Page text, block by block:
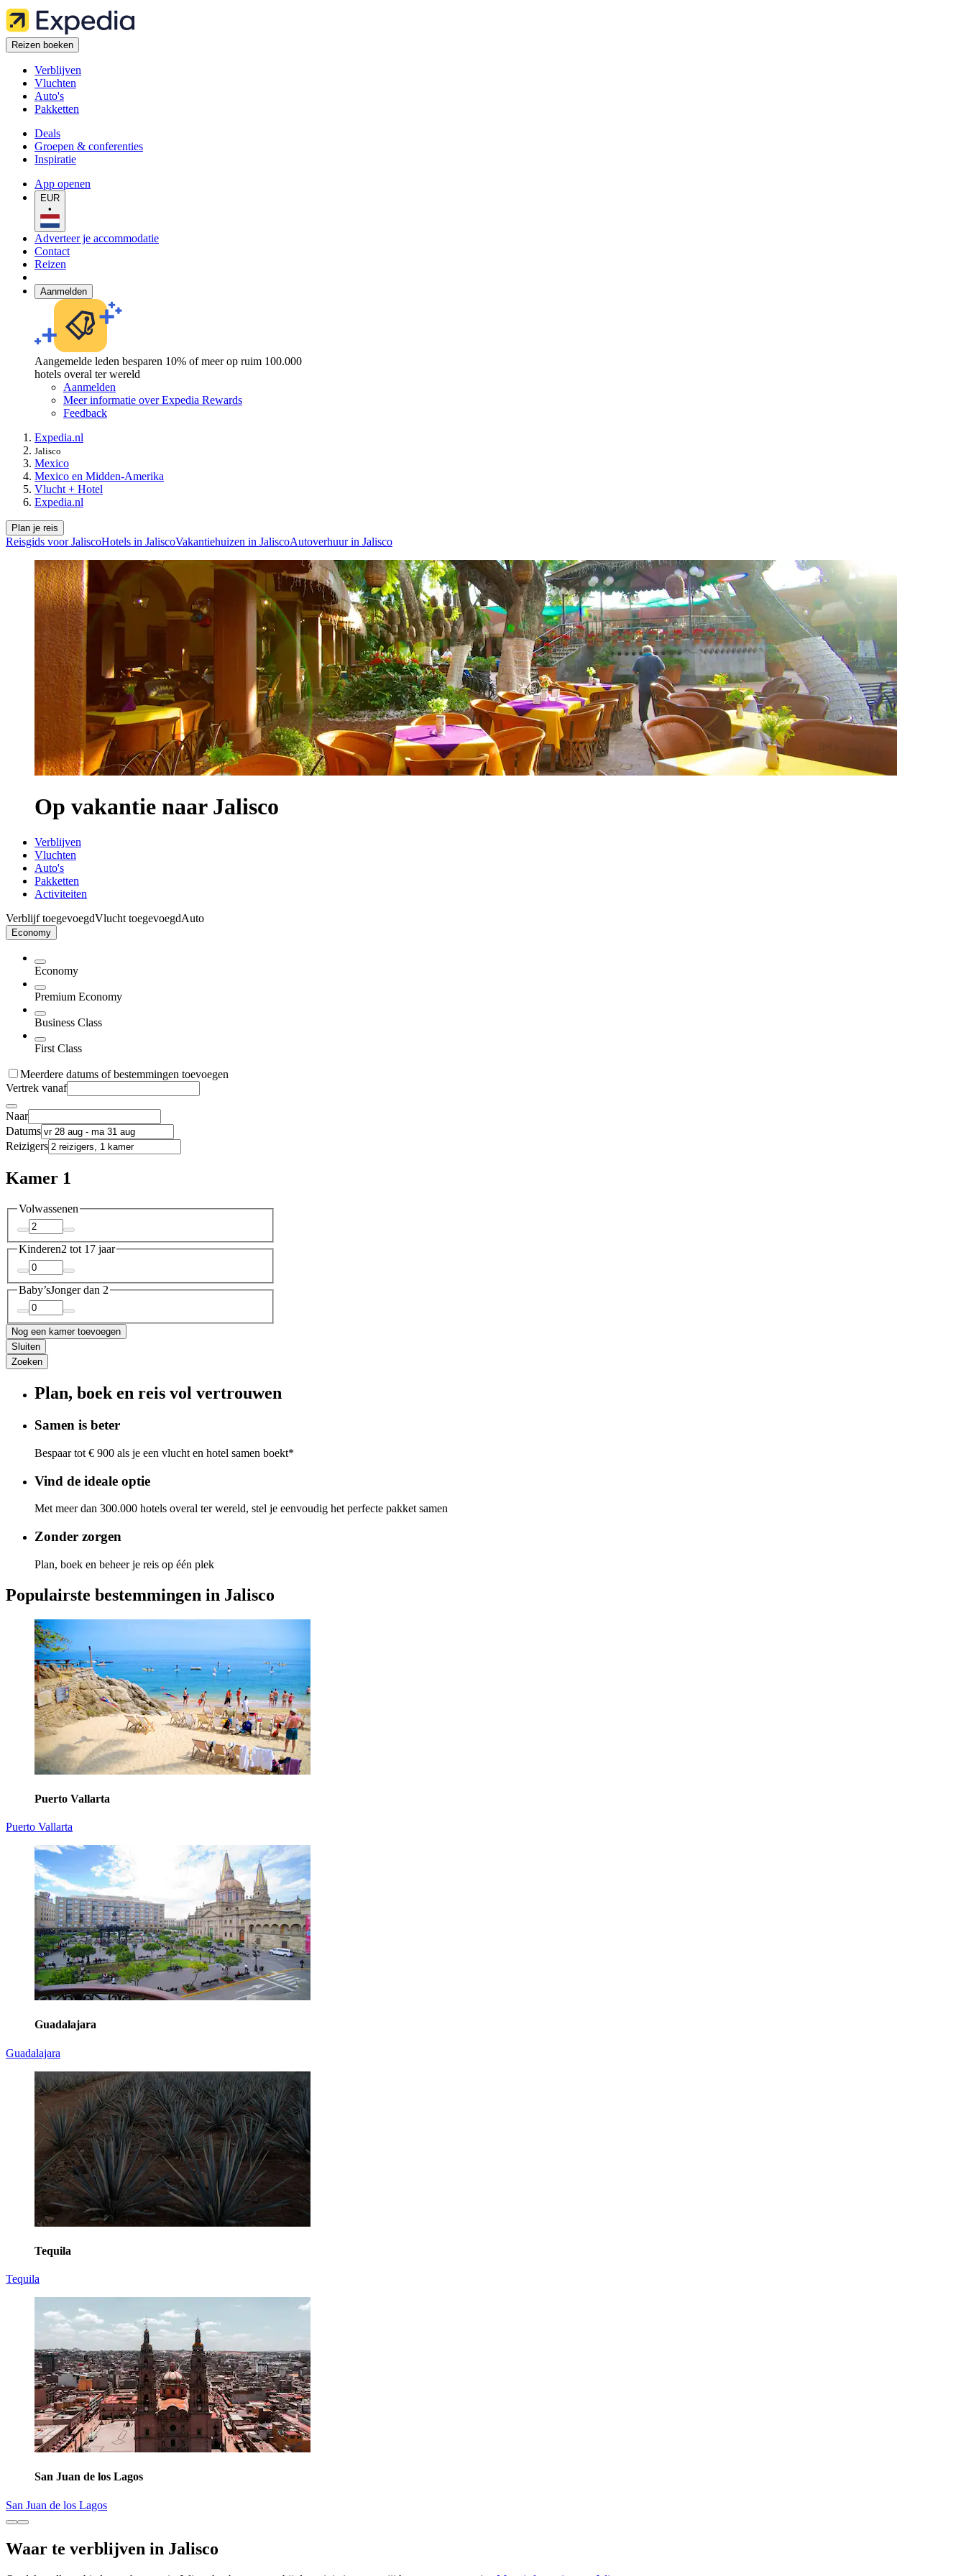
Reizen boeken
Verblijven
Vluchten
Auto's
Pakketten
Deals
Groepen & conferenties
Inspiratie
App openen
EUR
•
Adverteer je accommodatie
Contact
Reizen
Aanmelden
Aangemelde leden besparen 10% of meer op ruim 100.000
hotels overal ter wereld
Aanmelden
Meer informatie over Expedia Rewards
Feedback
Expedia.nl
Jalisco
Mexico
Mexico en Midden-Amerika
Vlucht + Hotel
Expedia.nl
Plan je reis
Reisgids voor JaliscoHotels in JaliscoVakantiehuizen in JaliscoAutoverhuur in Jalisco
Op vakantie naar Jalisco
Verblijven
Vluchten
Auto's
Pakketten
Activiteiten
Verblijf toegevoegdVlucht toegevoegdAuto
Economy
Economy
Premium Economy
Business Class
First Class
Meerdere datums of bestemmingen toevoegen
Vertrek vanaf
Naar
Datums
Reizigers
Kamer 1
Volwassenen
Kinderen2 tot 17 jaar
Baby’sJonger dan 2
Nog een kamer toevoegen
Sluiten
Zoeken
Plan, boek en reis vol vertrouwen
Samen is beter
Bespaar tot € 900 als je een vlucht en hotel samen boekt*
Vind de ideale optie
Met meer dan 300.000 hotels overal ter wereld, stel je eenvoudig het perfecte pakket samen
Zonder zorgen
Plan, boek en beheer je reis op één plek
Populairste bestemmingen in Jalisco
Puerto Vallarta
Puerto Vallarta
Guadalajara
Guadalajara
Tequila
Tequila
San Juan de los Lagos
San Juan de los Lagos
Waar te verblijven in Jalisco